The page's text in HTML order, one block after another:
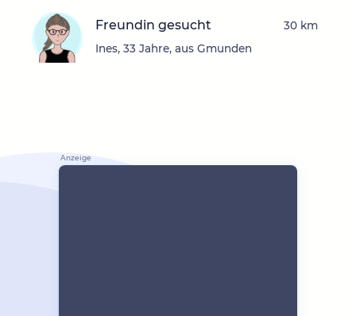
Freundin gesucht
Ines, 33 Jahre, aus Gmunden
30 km